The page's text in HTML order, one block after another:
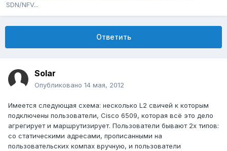
SDN/NFV...
Ответить
Solar
Опубликовано 14 мая, 2012
Имеется следующая схема: несколько L2 свичей к которым
подключены пользователи, Сisco 6509, которая всё это дело
агрегирует и маршрутизирует. Пользователи бывают 2х типов:
со статическими адресами, прописанными на
пользовательских компах вручную, и пользователи